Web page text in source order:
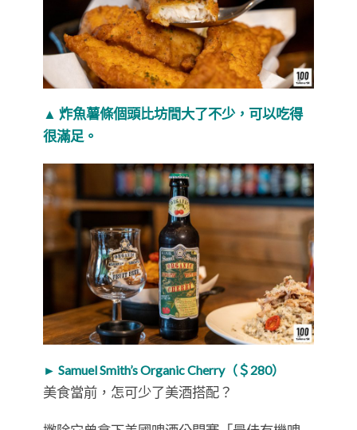
▲ 炸魚薯條個頭比坊間大了不少，可以吃得
很滿足。
► Samuel Smith’s Organic Cherry（＄280）
美食當前，怎可少了美酒搭配？